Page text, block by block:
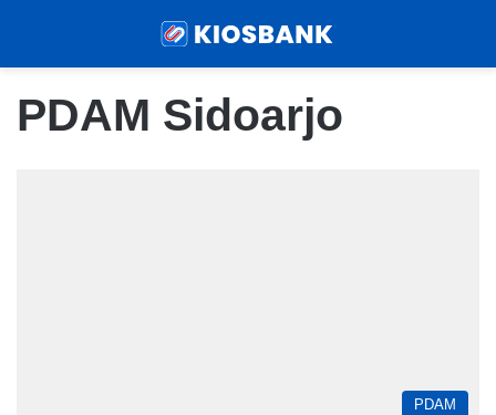
PDAM Sidoarjo
PDAM